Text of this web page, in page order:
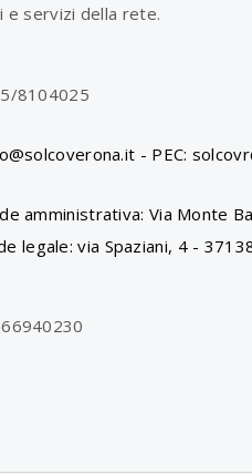
servizi della rete.
- PEC:
amministrativa: Via Monte
via Spaziani, 4 - 37138